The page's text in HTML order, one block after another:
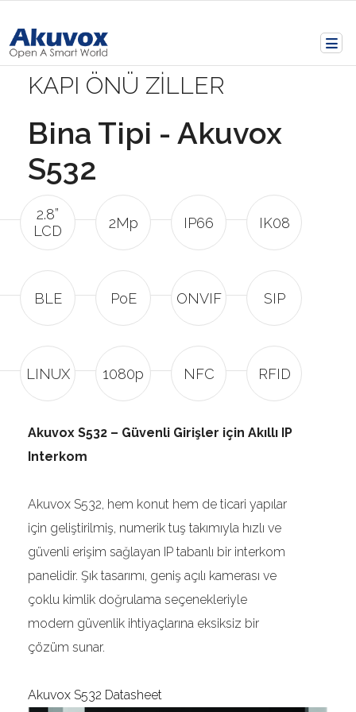
KAPI ÖNÜ ZİLLER
Bina Tipi - Akuvox
S532
2.8”
LCD
2Mp IP66 IK08
BLE PoE ONVIF SIP
LINUX 1080p NFC RFID
Akuvox S532 – Güvenli Girişler için Akıllı IP
Interkom
Akuvox S532, hem konut hem de ticari yapılar
için geliştirilmiş, numerik tuş takımıyla hızlı ve
güvenli erişim sağlayan IP tabanlı bir interkom
panelidir. Şık tasarımı, geniş açılı kamerası ve
çoklu kimlik doğrulama seçenekleriyle
modern güvenlik ihtiyaçlarına eksiksiz bir
çözüm sunar.
Akuvox S532 Datasheet